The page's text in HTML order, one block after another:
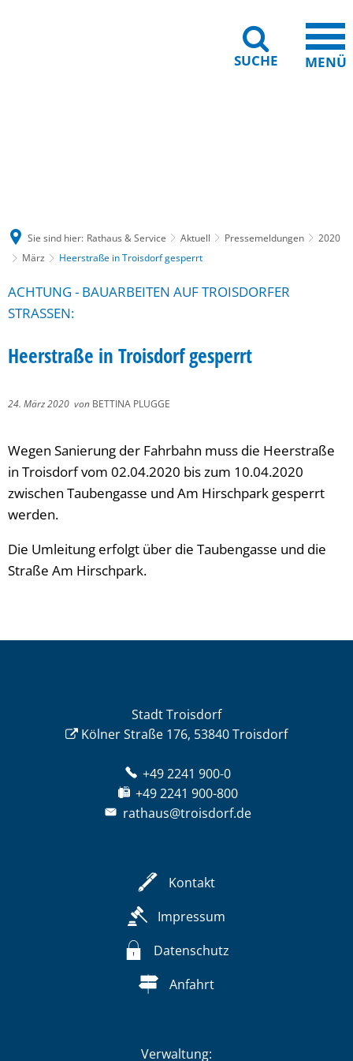
SUCHE MENÜ
Sie sind hier: Rathaus & Service Aktuell Pressemeldungen
2020
März
Heerstraße in Troisdorf gesperrt
ACHTUNG - BAUARBEITEN AUF TROISDORFER
STRASSEN:
Heerstraße in Troisdorf gesperrt
24. März 2020 von BETTINA PLUGGE
Wegen Sanierung der Fahrbahn muss die Heerstraße
in Troisdorf vom 02.04.2020 bis zum 10.04.2020
zwischen Taubengasse und Am Hirschpark gesperrt
werden.
Die Umleitung erfolgt über die Taubengasse und die
Straße Am Hirschpark.
Stadt Troisdorf
Kölner Straße 176, 53840 Troisdorf
+49 2241 900-0
+49 2241 900-800
rathaus@troisdorf.de
Kontakt
Impressum
Datenschutz
Anfahrt
Verwaltung: